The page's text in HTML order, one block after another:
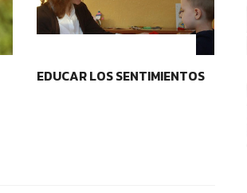
EDUCAR LOS SENTIMIENTOS